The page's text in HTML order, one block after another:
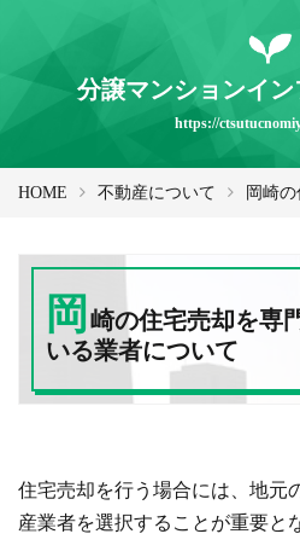
分譲マンションイ
https://
HOME 不動産について 岡崎
岡 崎の住宅売却を専
いる業者について
住宅売却を行う場合には、地元
産業者を選択することが重要と